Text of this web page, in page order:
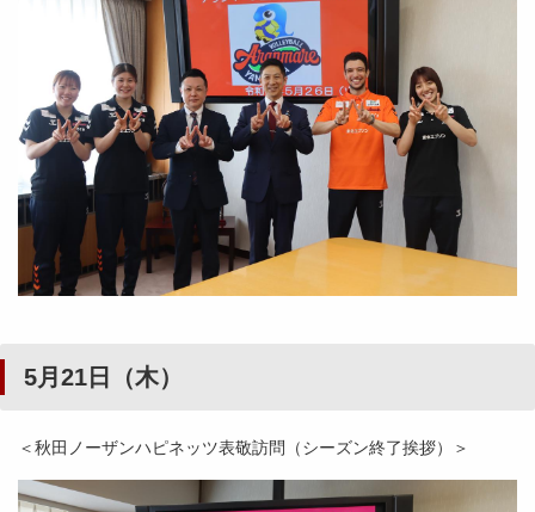
5月21日（木）
＜秋田ノーザンハピネッツ表敬訪問（シーズン終了挨拶）＞